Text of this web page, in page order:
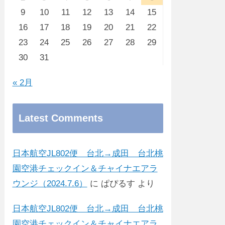
9
10 11 12 13 14
15
16
17 18 19 20 21
22
23
24 25 26 27 28
29
30
31
« 2月
Latest Comments
日本航空JL802便 台北→成田 台北桃
園空港チェックイン＆チャイナエアラ
ウンジ（2024.7.6）
に ぱぴるす より
日本航空JL802便 台北→成田 台北桃